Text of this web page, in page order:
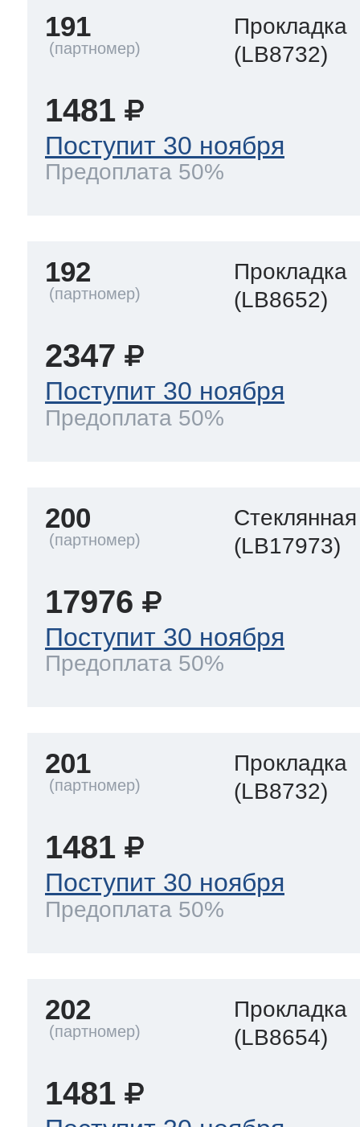
191
Прокладка
(LB8732)
1481
Поступит 30 ноября
Предоплата 50%
192
Прокладка
(LB8652)
2347
Поступит 30 ноября
Предоплата 50%
200
(LB17973)
17976
Поступит 30 ноября
Предоплата 50%
201
Прокладка
(LB8732)
1481
Поступит 30 ноября
Предоплата 50%
202
Прокладка
(LB8654)
1481